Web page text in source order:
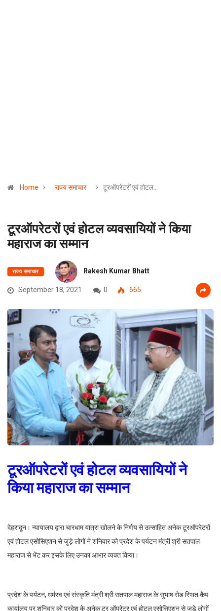
Home राज्य समाचार टूरऑपरेटरों एवं होटल…
टूरऑपरेटरों एवं होटल व्यवसायियों ने किया
महाराज का सम्मान
राज्य समाचार Rakesh Kumar Bhatt
September 18, 2021 0 665
टूरऑपरेटरों एवं होटल व्यवसायियों ने
किया महाराज का सम्मान
देहरादून। न्यायालय द्वारा चारधाम यात्रा खोलने के निर्णय से उत्साहित अनेक टूरऑपरेटरों
एवं होटल एसोसिएशन से जुड़े लोगों ने शनिवार को प्रदेश के पर्यटन मंत्री श्री सतपाल
महाराज से भेंट कर इसके लिए उनका आभार व्यक्त किया।
प्रदेश के पर्यटन, धर्मस्व एवं संस्कृति मंत्री श्री सतपाल महाराज के सुभाष रोड स्थित कैंप
कार्यालय पर शनिवार को प्रदेश के अनेक टूर ऑपरेटर एवं होटल एसोसिएशन से जुड़े लोगों